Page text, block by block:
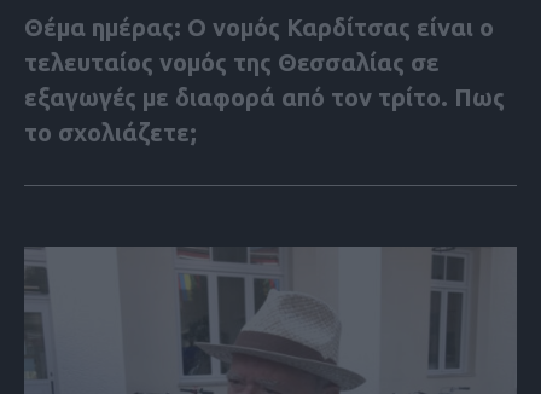
Θέμα ημέρας: Ο νομός Καρδίτσας είναι ο
τελευταίος νομός της Θεσσαλίας σε
εξαγωγές με διαφορά από τον τρίτο. Πως
το σχολιάζετε;